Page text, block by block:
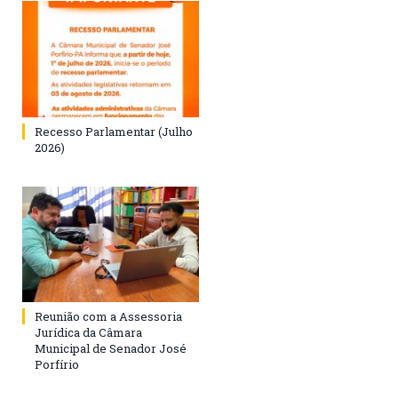
Recesso Parlamentar (Julho
2026)
Reunião com a Assessoria
Jurídica da Câmara
Municipal de Senador José
Porfírio